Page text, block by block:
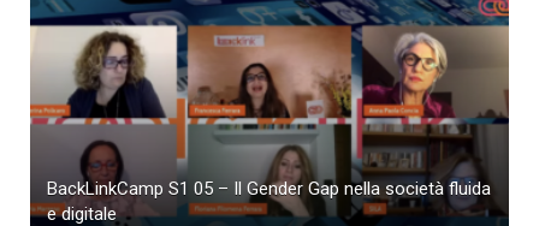
BackLinkCamp S1 05 – Il Gender Gap nella società fluida
e digitale